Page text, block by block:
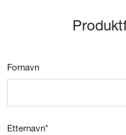
Fornavn
Etternavn*